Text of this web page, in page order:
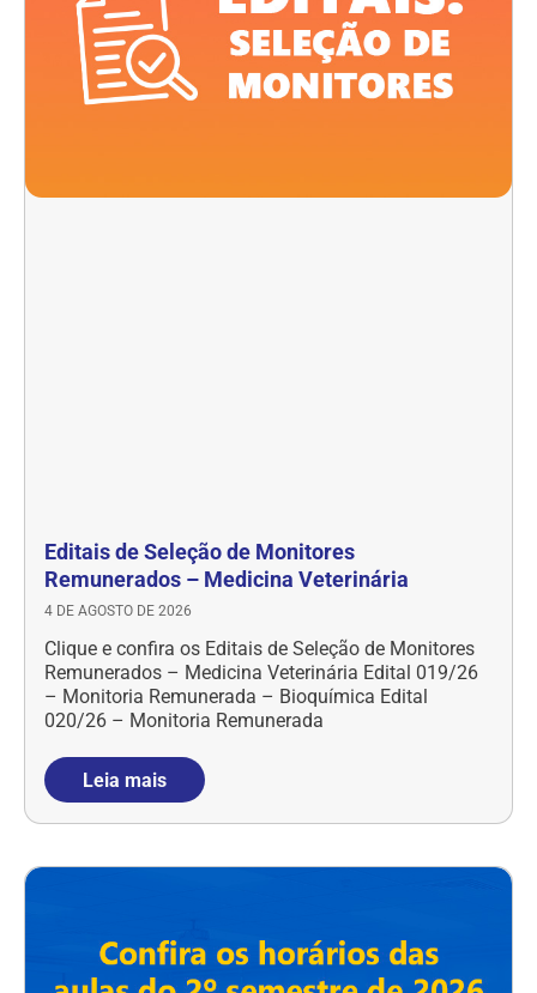
Editais de Seleção de Monitores
Remunerados – Medicina Veterinária
4 DE AGOSTO DE 2026
Clique e confira os Editais de Seleção de Monitores
Remunerados – Medicina Veterinária Edital 019/26
– Monitoria Remunerada – Bioquímica Edital
020/26 – Monitoria Remunerada
Leia mais